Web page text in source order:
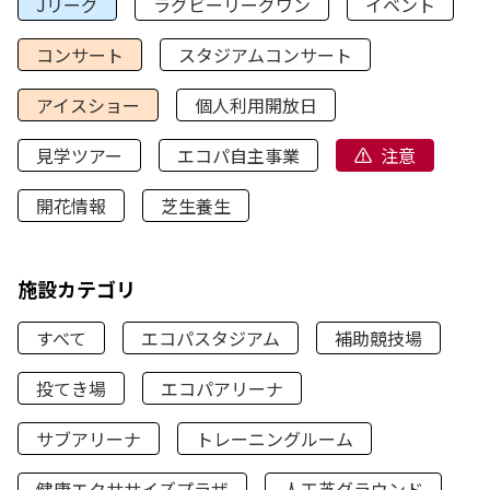
コンサート
スタジアムコンサート
アイスショー
個人利用開放日
見学ツアー
エコパ自主事業
注意
開花情報
芝生養生
施設カテゴリ
すべて エコパスタジアム
補助競技場
投てき場
エコパアリーナ
サブアリーナ
トレーニングルーム